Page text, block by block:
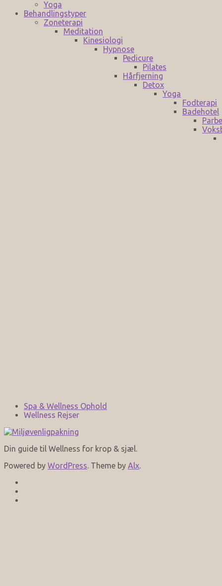
Yoga
Behandlingstyper
Zoneterapi
Meditation
Kinesiologi
Hypnose
Pedicure
Pilates
Hårfjerning
Detox
Yoga
Fodterapi
Badehotel
Spa & Wellness Ophold
Wellness Rejser
Din guide til Wellness for krop & sjæl.
Powered by WordPress. Theme by Alx.